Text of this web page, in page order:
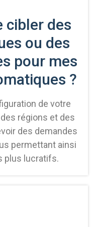
cibler des
ou des
pour mes
?
de votre
régions et des
des demandes
permettant ainsi
plus lucratifs.